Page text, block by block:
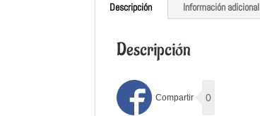
Descripción Información adicional
Descripción
0